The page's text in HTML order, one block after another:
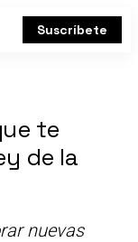
Suscríbete
te
de la
nuevas